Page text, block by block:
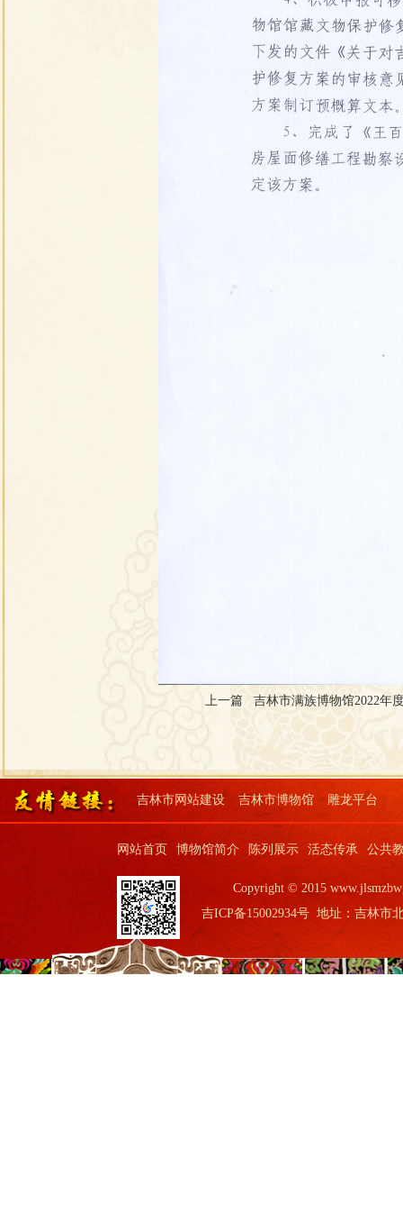
上一篇 吉林市满族博物馆2022年
吉林市网站建设 吉林市博物馆 雕龙平台
网站首页 博物馆简介 陈列展示 活态传承 公共
Copyright © 2015
吉ICP备15002934号 地址：吉林市